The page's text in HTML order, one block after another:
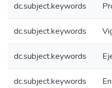
dc.subject.keywords
dc.subject.keywords
dc.subject.keywords
dc.subject.keywords